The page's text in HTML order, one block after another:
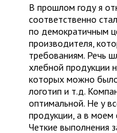
В прошлом году я
соответственно
по демократичным
производителя,
требованиям. Речь
хлебной продукции
которых можно было
логотип и т.д.
оптимальной. Не у
продукции, а в моем
Четкие выполнения